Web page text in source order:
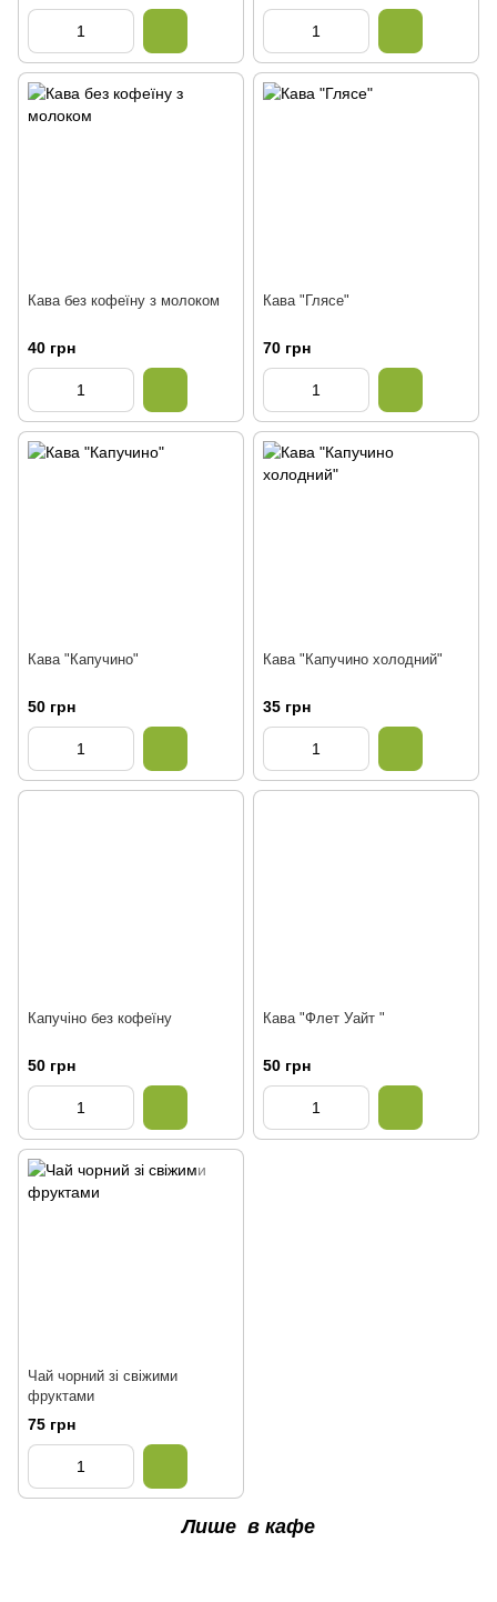
Кава без кофеїну з молоком
40 грн
Кава "Глясе"
70 грн
Кава "Капучино"
50 грн
Кава "Капучино холодний"
35 грн
Капучіно без кофеїну
50 грн
Кава "Флет Уайт "
50 грн
Чай чорний зі свіжими
фруктами
75 грн
Лише в кафе